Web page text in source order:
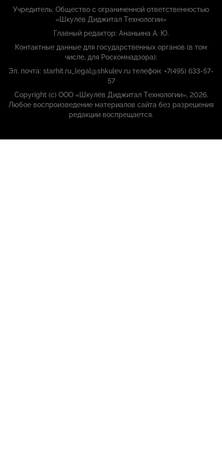
Учредитель: Общество с ограниченной ответственностью
«Шкулёв Диджитал Технологии»
Главный редактор: Ананьина А. Ю.
Контактные данные для государственных органов (в том
числе, для Роскомнадзора):
Эл. почта: starhit.ru_legal@shkulev.ru телефон: +7(495) 633-57-
57
Copyright (с) ООО «Шкулёв Диджитал Технологии», 2026.
Любое воспроизведение материалов сайта без разрешения
редакции воспрещается.